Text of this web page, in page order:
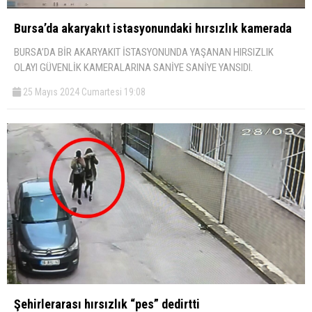
Bursa’da akaryakıt istasyonundaki hırsızlık kamerada
BURSA’DA BİR AKARYAKIT İSTASYONUNDA YAŞANAN HIRSIZLIK
OLAYI GÜVENLİK KAMERALARINA SANİYE SANİYE YANSIDI.
25 Mayıs 2024 Cumartesi 19:08
Şehirlerarası hırsızlık “pes” dedirtti